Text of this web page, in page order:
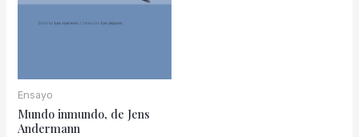
Ensayo
Mundo inmundo, de Jens
Andermann